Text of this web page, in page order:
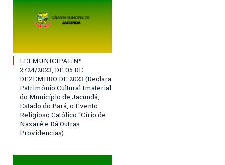
LEI MUNICIPAL Nº
2724/2023, DE 05 DE
DEZEMBRO DE 2023 (Declara
Patrimônio Cultural Imaterial
do Município de Jacundá,
Estado do Pará, o Evento
Religioso Católico “Círio de
Nazaré e Dá Outras
Providencias)